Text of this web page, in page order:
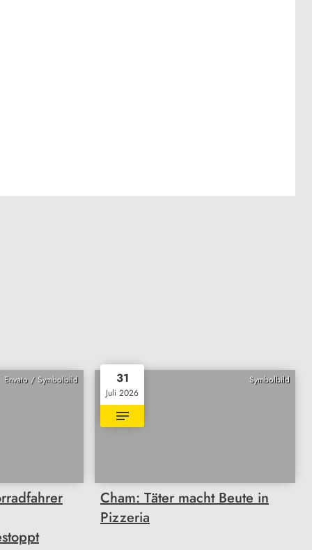
Envato / Symbolbild Symbolbild
31
Juli 2026
Cham: Täter macht Beute in
Pizzeria